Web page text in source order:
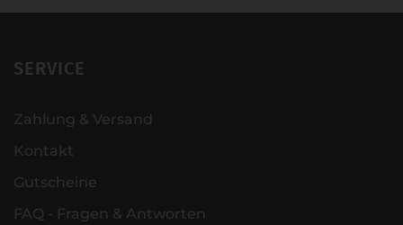
SERVICE
Zahlung & Versand
Kontakt
Gutscheine
FAQ - Fragen & Antworten